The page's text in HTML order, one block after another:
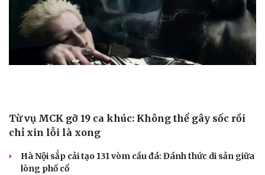
Từ vụ MCK gỡ 19 ca khúc: Không thể gây sốc rồi
chỉ xin lỗi là xong
Hà Nội sắp cải tạo 131 vòm cầu đá: Đánh thức di sản giữa
lòng phố cổ